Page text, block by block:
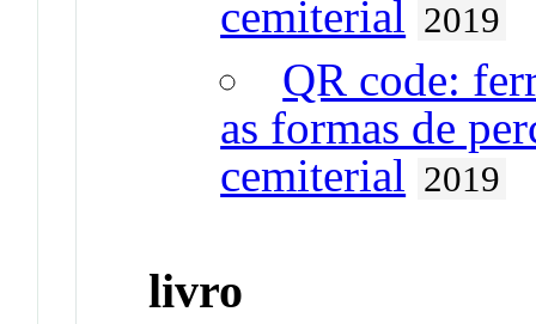
cemiterial 2019
QR code:
as formas de
cemiterial 2019
livro